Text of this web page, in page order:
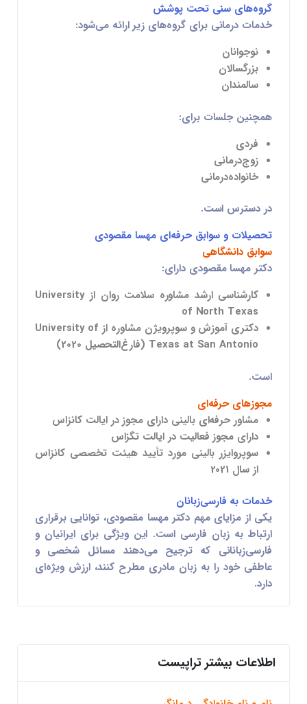
گروه‌های سنی تحت پوشش
خدمات درمانی برای گروه‌های زیر ارائه می‌شود:
نوجوانان
بزرگسالان
سالمندان
همچنین جلسات برای:
فردی
زوج‌درمانی
خانواده‌درمانی
در دسترس است.
تحصیلات و سوابق حرفه‌ای مهسا مقصودی
سوابق دانشگاهی
دکتر مهسا مقصودی دارای:
کارشناسی ارشد مشاوره سلامت روان ازUniversity
of North Texas
دکتری آموزش و سوپرویژن مشاوره از University of
Texas at San Antonio (فارغ‌التحصیل 2020)
است.
مجوزهای حرفه‌ای
مشاور حرفه‌ای بالینی دارای مجوز در ایالت کانزاس
دارای مجوز فعالیت در ایالت تگزاس
سوپروایزر بالینی مورد تأیید هیئت تخصصی کانزاس
از سال 2021
خدمات به فارسی‌زبانان
یکی از مزایای مهم دکتر مهسا مقصودی، توانایی برقراری
ارتباط به زبان فارسی است. این ویژگی برای ایرانیان و
فارسی‌زبانانی که ترجیح می‌دهند مسائل شخصی و
عاطفی خود را به زبان مادری مطرح کنند، ارزش ویژه‌ای
دارد.
اطلاعات بیشتر تراپیست